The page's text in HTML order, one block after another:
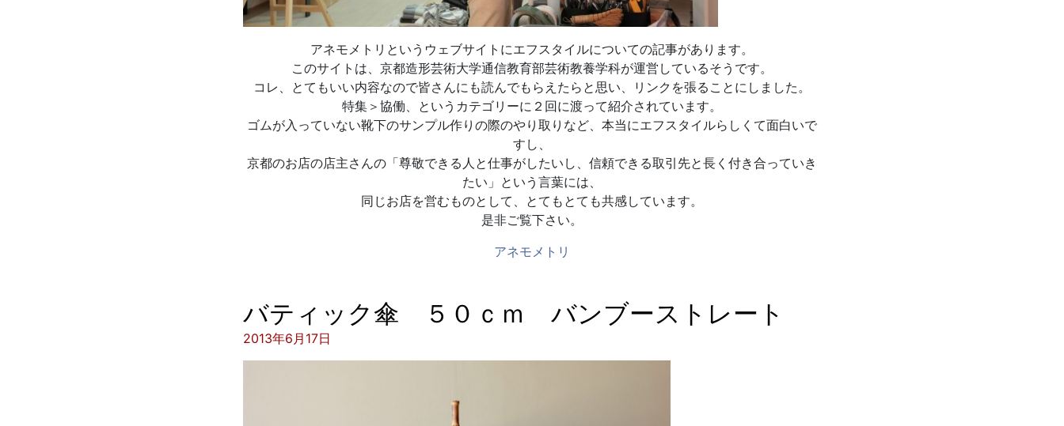
アネモメトリというウェブサイトにエフスタイルについての記事があります。
このサイトは、京都造形芸術大学通信教育部芸術教養学科が運営しているそうです。
コレ、とてもいい内容なので皆さんにも読んでもらえたらと思い、リンクを張ることにしました。
特集＞協働、というカテゴリーに２回に渡って紹介されています。
ゴムが入っていない靴下のサンプル作りの際のやり取りなど、本当にエフスタイルらしくて面白いで
すし、
京都のお店の店主さんの「尊敬できる人と仕事がしたいし、信頼できる取引先と長く付き合っていき
たい」という言葉には、
同じお店を営むものとして、とてもとても共感しています。
是非ご覧下さい。
アネモメトリ
バティック傘 ５０ｃｍ バンブーストレート
投稿日:
2013年6月17日